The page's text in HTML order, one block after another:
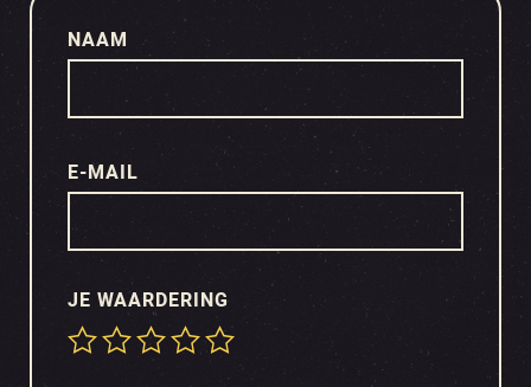
JE WAARDERING
NAAM
E-MAIL